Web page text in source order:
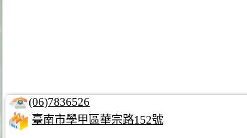
(06)7836526
臺南市學甲區華宗路152號